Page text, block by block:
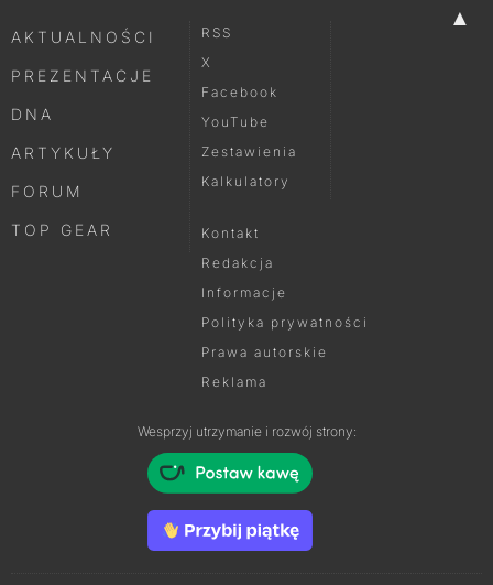
▲
AKTUALNOŚCI
PREZENTACJE
DNA
ARTYKUŁY
FORUM
TOP GEAR
RSS
X
Facebook
YouTube
Zestawienia
Kalkulatory
Kontakt
Redakcja
Informacje
Polityka prywatności
Prawa autorskie
Reklama
Wesprzyj utrzymanie i rozwój strony: